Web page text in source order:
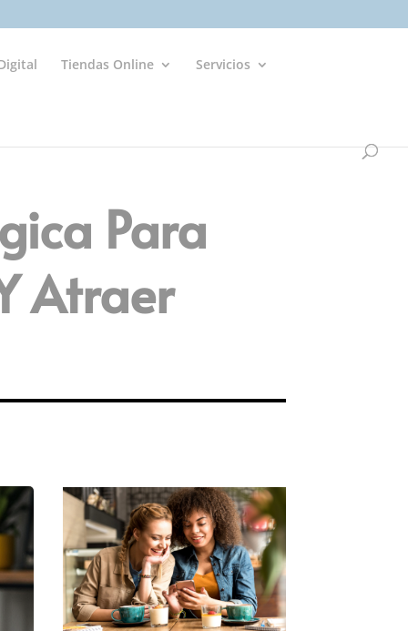
Tiendas Online Servicios
Para
Atraer